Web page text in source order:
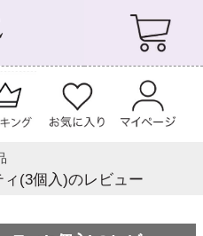
(3個入)のレビュー